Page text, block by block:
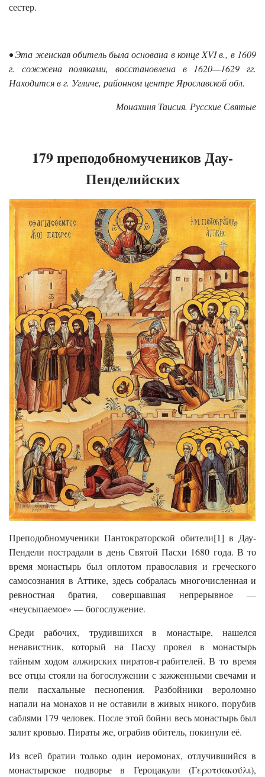
сестер.
• Эта женская обитель была основана в конце XVI в., в 1609
г. сожжена поляками, восстановлена в 1620—1629 гг.
Находится в г. Угличе, районном центре Ярославской обл.
Монахиня Таисия. Русские Святые
179 преподобномучеников Дау-
Пенделийских
Преподобномученики Пантократорской обители[1] в Дау-
Пендели пострадали в день Святой Пасхи 1680 года. В то
время монастырь был оплотом православия и греческого
самосознания в Аттике, здесь собралась многочисленная и
ревностная братия, совершавшая непрерывное —
«неусыпаемое» — богослужение.
Среди рабочих, трудившихся в монастыре, нашелся
ненавистник, который на Пасху провел в монастырь
тайным ходом алжирских пиратов-грабителей. В то время
все отцы стояли на богослужении с зажженными свечами и
пели пасхальные песнопения. Разбойники вероломно
напали на монахов и не оставили в живых никого, порубив
саблями 179 человек. После этой бойни весь монастырь был
залит кровью. Пираты же, ограбив обитель, покинули её.
Из всей братии только один иеромонах, отлучившийся в
монастырское подворье в Героцакули (Γεροτσακούλι),